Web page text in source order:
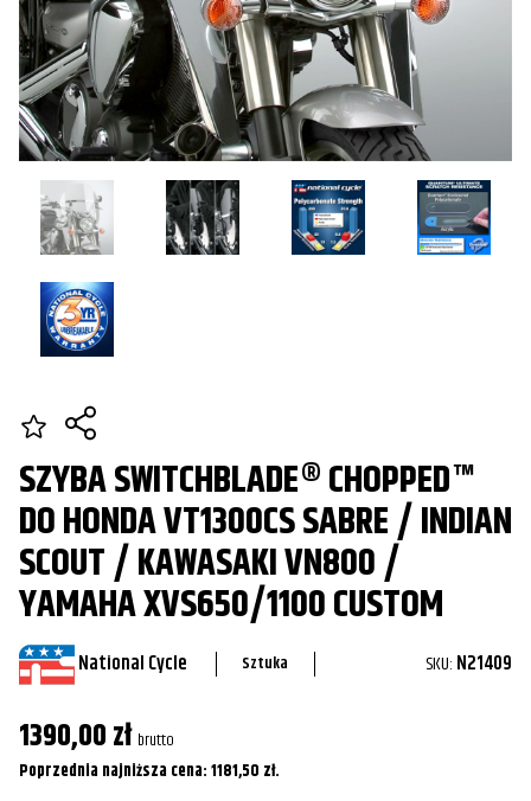
SZYBA SWITCHBLADE® CHOPPED™
DO HONDA VT1300CS SABRE / INDIAN
SCOUT / KAWASAKI VN800 /
YAMAHA XVS650/1100 CUSTOM
National Cycle Sztuka SKU: N21409
1390,00zł brutto
Poprzednia najniższa cena:1181,50 zł.